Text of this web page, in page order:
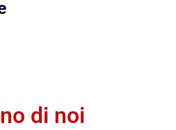
di noi